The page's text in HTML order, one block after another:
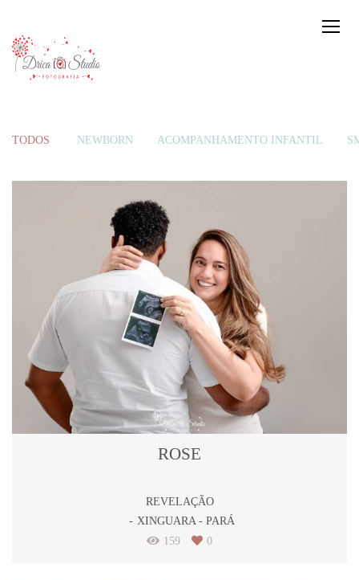
TODOS NEWBORN ACOMPANHAMENTO INFANTIL
ROSE
REVELAÇÃO
XINGUARA - PARÁ
159
0